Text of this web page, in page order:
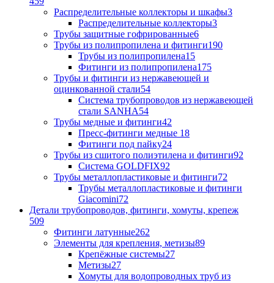
Распределительные коллекторы и шкафы3
Распределительные коллекторы3
Трубы защитные гофрированные6
Трубы из полипропилена и фитинги190
Трубы из полипропилена15
Фитинги из полипропилена175
Трубы и фитинги из нержавеющей и
оцинкованной стали54
Система трубопроводов из нержавеющей
стали SANHA54
Трубы медные и фитинги42
Пресс-фитинги медные 18
Фитинги под пайку24
Трубы из сшитого полиэтилена и фитинги92
Система GOLDFIX92
Трубы металлопластиковые и фитинги72
Трубы металлопластиковые и фитинги
Giacomini72
Детали трубопроводов, фитинги, хомуты, крепеж
509
Фитинги латунные262
Элементы для крепления, метизы89
Крепёжные системы27
Метизы27
Хомуты для водопроводных труб из